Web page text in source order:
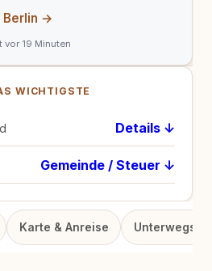
→
vor 19 Minuten
WICHTIGSTE
Details ↓
Gemeinde / Steuer ↓
Karte & Anreise Unterwegs